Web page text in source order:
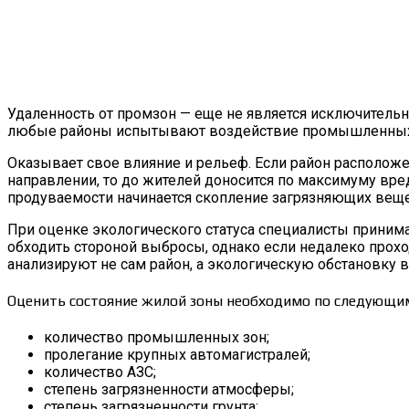
Удаленность от промзон — еще не является
любые районы испытывают воздействие промышленных
Оказывает свое влияние и рельеф. Если район
направлении, то до жителей доносится по максимуму
продуваемости начинается скопление загрязняющих
При оценке экологического статуса специалисты
обходить стороной выбросы, однако если недалеко
анализируют не сам район, а экологическую
Оценить состояние жилой зоны необходимо по
количество промышленных зон;
пролегание крупных автомагистралей;
количество АЗС;
степень загрязненности атмосферы;